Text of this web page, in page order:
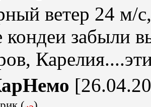
ветер 24 м/
кондеи забыли